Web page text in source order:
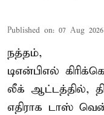
Published on: 07 Aug
நத்தம்,
டிஎன்பிஎல்
லீக் ஆட்டத்தில்,
எதிராக டாஸ்